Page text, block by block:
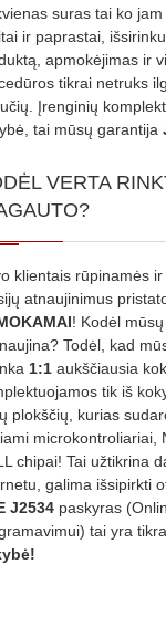
suras tai ko
ir paprastai,
apmokėjimas ir
tikrai netruks
Įrenginių
tai mūsų garantija
VERTA
klientais rūpinamės
atnaujinimus
! Kodėl
Todėl, kad
1:1 aukščiausia
tik iš
plokščių, kurias
microkontroliariai,
chipai! Tai užtikrina
galima išsipirkti
J2534 paskyras
tai yra